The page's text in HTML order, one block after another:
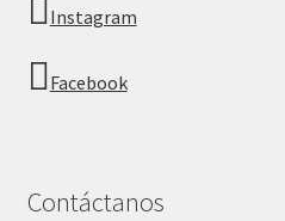
Instagram
Facebook
Contáctanos